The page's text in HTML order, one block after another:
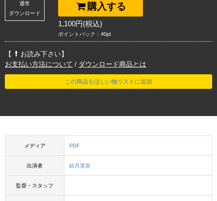
購入する
通常
ダウンロード
1,100円(税込)
ポイントバック：40pt
【
お読み下さい】
お支払い方法について / ダウンロード商品とは
この商品をほしい物リストに追加
メディア PDF
出演者 結月里奈
監督・スタッフ